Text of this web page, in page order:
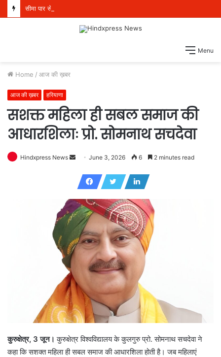
Menu
Home / आज की ख़बर
आज की ख़बर हरियाणा
सशक्त महिला ही सबल समाज की
आधारशिलाः प्रो. सोमनाथ सचदेवा
Hindxpress News
a
n
e
m
June 3, 2026 6 2 minutes read
कुरुक्षेत्र, 3 जून। कुरुक्षेत्र विश्वविद्यालय के कुलगुरु प्रो. सोमनाथ सचदेवा ने
कहा कि सशक्त महिला ही सबल समाज की आधारशिला होती है। जब महिलाएं